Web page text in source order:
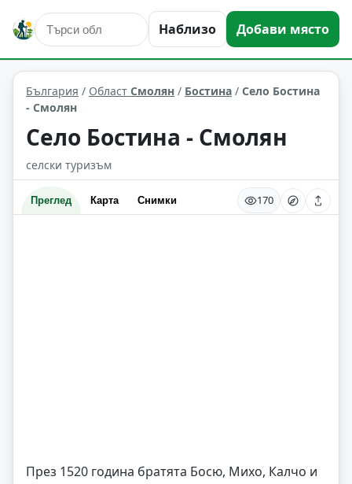
Наблизо Добави място
селски и еко туризъм Бостина Област: Смолян
България / Област Смолян / Бостина / Село Бостина
- Смолян
Село Бостина - Смолян
селски туризъм
Преглед Карта Снимки 170
През 1520 година братята Босю, Михо, Калчо и